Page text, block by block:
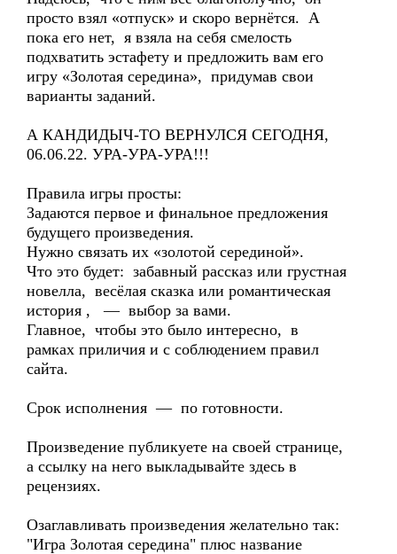
просто взял «отпуск» и скоро вернётся. А
пока его нет, я взяла на себя смелость
подхватить эстафету и предложить вам его
игру «Золотая середина», придумав свои
варианты заданий.
А КАНДИДЫЧ-ТО ВЕРНУЛСЯ СЕГОДНЯ,
06.06.22. УРА-УРА-УРА!!!
Правила игры просты:
Задаются первое и финальное предложения
будущего произведения.
Нужно связать их «золотой серединой».
Что это будет: забавный рассказ или грустная
новелла, весёлая сказка или романтическая
история , — выбор за вами.
Главное, чтобы это было интересно, в
рамках приличия и с соблюдением правил
сайта.
Срок исполнения — по готовности.
Произведение публикуете на своей странице,
а ссылку на него выкладывайте здесь в
рецензиях.
Озаглавливать произведения желательно так:
"Игра Золотая середина" плюс название